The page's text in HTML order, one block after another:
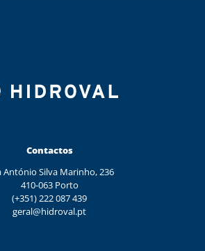
Contactos
António Silva Marinho, 236
410-063 Porto
(+351) 222 087 439
geral@hidroval.pt